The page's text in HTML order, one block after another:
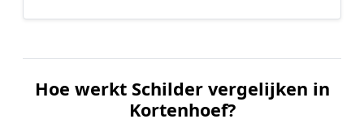
Hoe werkt Schilder vergelijken in
Kortenhoef?